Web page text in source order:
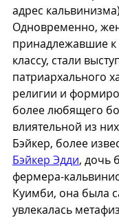
адрес
Одновременно,
принадлежавшие к
классу, стали
патриархального
религии и
более любящего
влиятельной из
Бэйкер, более
Бэйкер Эдди, дочь
фермера-
Куимби, она была
увлекалась